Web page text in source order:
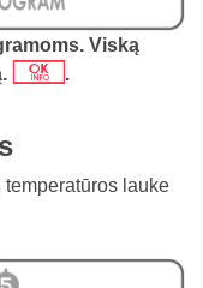
Viską
j .
lauke